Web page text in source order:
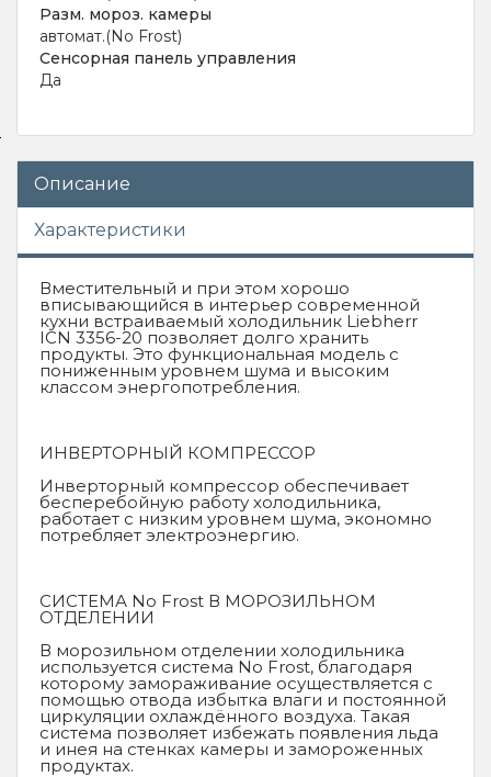
Разм. мороз. камеры
автомат.(No Frost)
Сенсорная панель управления
Да
Описание
Характеристики
Вместительный и при этом хорошо
вписывающийся в интерьер современной
кухни встраиваемый холодильник Liebherr
ICN 3356-20 позволяет долго хранить
продукты. Это функциональная модель с
пониженным уровнем шума и высоким
классом энергопотребления.
ИНВЕРТОРНЫЙ КОМПРЕССОР
Инверторный компрессор обеспечивает
бесперебойную работу холодильника,
работает с низким уровнем шума, экономно
потребляет электроэнергию.
СИСТЕМА No Frost В МОРОЗИЛЬНОМ
ОТДЕЛЕНИИ
В морозильном отделении холодильника
используется система No Frost, благодаря
которому замораживание осуществляется с
помощью отвода избытка влаги и постоянной
циркуляции охлаждённого воздуха. Такая
система позволяет избежать появления льда
и инея на стенках камеры и замороженных
продуктах.